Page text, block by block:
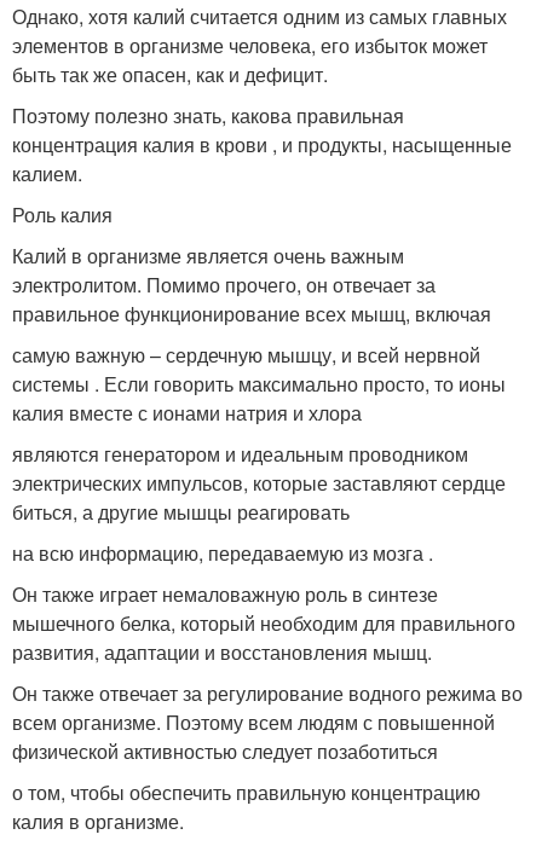
Однако, хотя калий считается одним из самых главных
элементов в организме человека, его избыток может
быть так же опасен, как и дефицит.
Поэтому полезно знать, какова правильная
концентрация калия в крови , и продукты, насыщенные
калием.
Роль калия
Калий в организме является очень важным
электролитом. Помимо прочего, он отвечает за
правильное функционирование всех мышц, включая
самую важную – сердечную мышцу, и всей нервной
системы . Если говорить максимально просто, то ионы
калия вместе с ионами натрия и хлора
являются генератором и идеальным проводником
электрических импульсов, которые заставляют сердце
биться, а другие мышцы реагировать
на всю информацию, передаваемую из мозга .
Он также играет немаловажную роль в синтезе
мышечного белка, который необходим для правильного
развития, адаптации и восстановления мышц.
Он также отвечает за регулирование водного режима во
всем организме. Поэтому всем людям с повышенной
физической активностью следует позаботиться
о том, чтобы обеспечить правильную концентрацию
калия в организме.